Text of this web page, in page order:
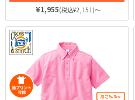
¥1,955(税込¥2,151)～
厚さ5.9oz